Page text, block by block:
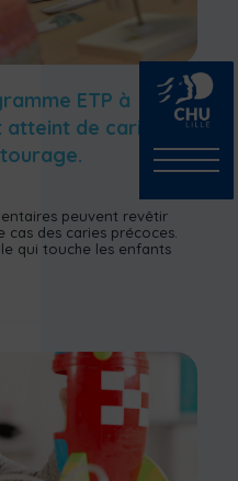
ETP à
de caries
peuvent revêtir
cas des caries précoces.
qui touche les enfants